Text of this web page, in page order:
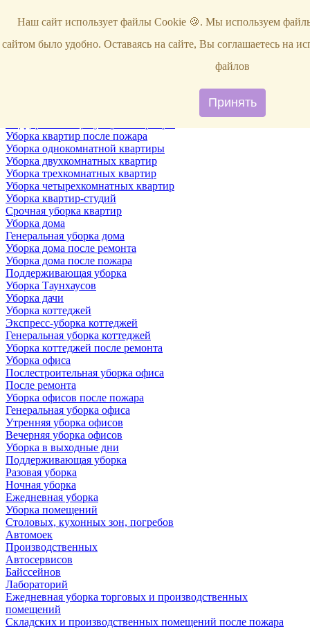
Уборка
Уборка снега
Уборка квартир после пожара
Уборка однокомнатной квартиры
Уборка двухкомнатных квартир
Уборка трехкомнатных квартир
Уборка четырехкомнатных квартир
Уборка квартир-студий
Срочная уборка квартир
Уборка дома
Генеральная уборка дома
Уборка дома после ремонта
Уборка дома после пожара
Поддерживающая уборка
Уборка Таунхаусов
Уборка дачи
Уборка коттеджей
Экспресс-уборка коттеджей
Генеральная уборка коттеджей
Уборка коттеджей после ремонта
Уборка офиса
Послестроительная уборка офиса
После ремонта
Уборка офисов после пожара
Генеральная уборка офиса
Утренняя уборка офисов
Вечерняя уборка офисов
Уборка в выходные дни
Поддерживающая уборка
Разовая уборка
Ночная уборка
Ежедневная уборка
Уборка помещений
Столовых, кухонных зон, погребов
Автомоек
Производственных
Автосервисов
Байссейнов
Лабораторий
Ежедневная уборка торговых и производственных
помещений
Складских и производственных помещений после пожара
Наш сайт использует файлы Cookie 🍪. Мы используем
сайтом было удобно. Оставаясь на сайте, Вы соглашаетесь на
файлов
Принять